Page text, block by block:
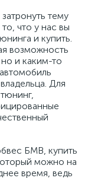
тему
что у нас вы
и купить.
возможность
и каким-то
Для
БМВ, купить
можно на
время, ведь